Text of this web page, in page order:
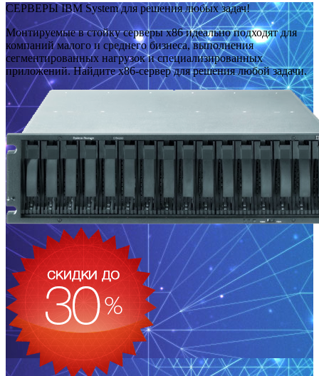
СЕРВЕРЫ IBM System для решения любых задач!
Монтируемые в стойку серверы x86 идеально подходят для
компаний малого и среднего бизнеса, выполнения
сегментированных нагрузок и специализированных
приложений. Найдите x86-сервер для решения любой задачи.